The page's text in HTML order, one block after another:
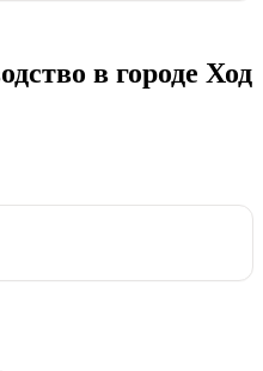
в городе Ход